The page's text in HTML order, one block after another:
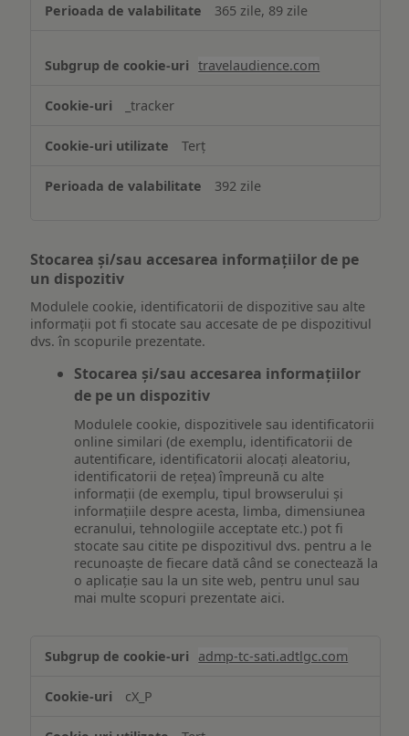
365 zile, 89 zile
travelaudience.com
_tracker
Terț
392 zile
Stocarea și/sau accesarea informațiilor de pe
un dispozitiv
Modulele cookie, identificatorii de dispozitive sau alte
informații pot fi stocate sau accesate de pe dispozitivul
dvs. în scopurile prezentate.
Stocarea și/sau accesarea informațiilor
de pe un dispozitiv
Modulele cookie, dispozitivele sau identificatorii
online similari (de exemplu, identificatorii de
autentificare, identificatorii alocați aleatoriu,
identificatorii de rețea) împreună cu alte
informații (de exemplu, tipul browserului și
informațiile despre acesta, limba, dimensiunea
ecranului, tehnologiile acceptate etc.) pot fi
stocate sau citite pe dispozitivul dvs. pentru a le
recunoaște de fiecare dată când se conectează la
o aplicație sau la un site web, pentru unul sau
mai multe scopuri prezentate aici.
și/sau
informațiilor
admp-tc-sati.adtlgc.com
cX_P